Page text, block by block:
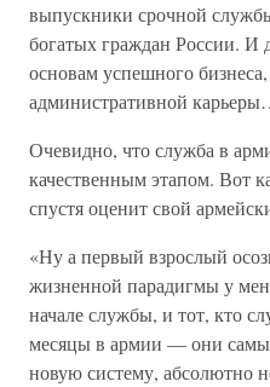
выпускники срочной
богатых граждан России. И
основам успешного
административной
Очевидно, что служба в
качественным этапом. Вот
спустя оценит свой
«Ну а первый взрослый
жизненной парадигмы у
начале службы, и тот, кто
месяцы в армии — они
новую систему, абсолютно